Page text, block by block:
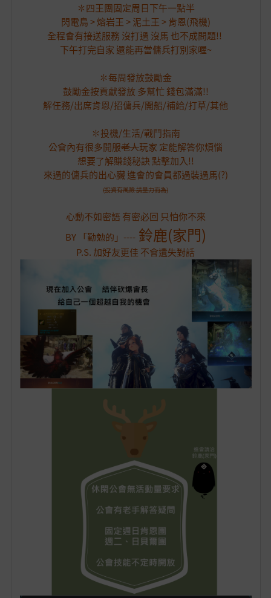
✽四王團固定周日下午一點半
閃電鳥 > 熔岩王 > 泥土王 > 肯恩(飛機)
全程會有接送服務 沒打過 沒馬 也不成問題!!
下午打完自家 還能再當傭兵打別家喔~
✽每周發放鼓勵金
鼓勵金按貢獻發放 多幫忙 錢包滿滿!!
解任務/出席肯恩/招傭兵/開船/補給/打草/其他
✽投機/生活/戰鬥指南
公會內有很多開服老人玩家 定能解答你煩惱
想要了解賺錢秘訣 點擊加入!!
來過的傭兵的出心臟 進會的會員都過裝過馬(?)
(投資有風險 請量力而為)
心動不如密語 有密必回 只怕你不來
BY 「勤勉的」----鈴鹿(家門)
P.S. 加好友更佳 不會遺失對話